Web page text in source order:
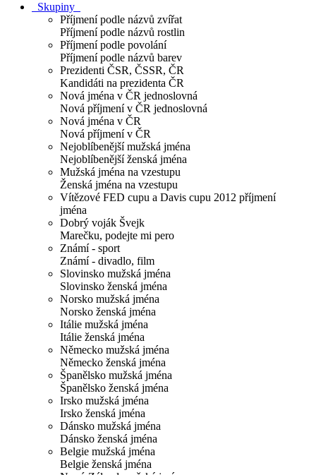
Skupiny
Příjmení podle názvů zvířat
Příjmení podle názvů rostlin
Příjmení podle povolání
Příjmení podle názvů barev
Prezidenti ČSR, ČSSR, ČR
Kandidáti na prezidenta ČR
Nová jména v ČR jednoslovná
Nová příjmení v ČR jednoslovná
Nová jména v ČR
Nová příjmení v ČR
Nejoblíbenější mužská jména
Nejoblíbenější ženská jména
Mužská jména na vzestupu
Ženská jména na vzestupu
Vítězové FED cupu a Davis cupu 2012 příjmení
jména
Dobrý voják Švejk
Marečku, podejte mi pero
Známí - sport
Známí - divadlo, film
Slovinsko mužská jména
Slovinsko ženská jména
Norsko mužská jména
Norsko ženská jména
Itálie mužská jména
Itálie ženská jména
Německo mužská jména
Německo ženská jména
Španělsko mužská jména
Španělsko ženská jména
Irsko mužská jména
Irsko ženská jména
Dánsko mužská jména
Dánsko ženská jména
Belgie mužská jména
Belgie ženská jména